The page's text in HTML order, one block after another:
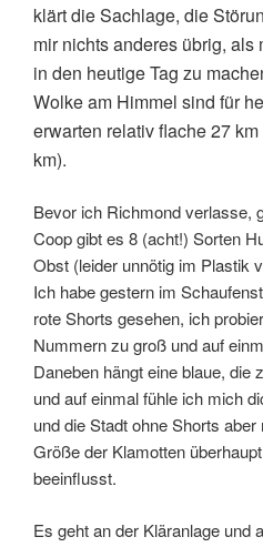
klärt die Sachlage, die
mir nichts anderes übrig,
in den heutige Tag zu
Wolke am Himmel sind für
erwarten relativ flache 27
km).
Bevor ich Richmond verlasse,
Coop gibt es 8 (acht!) Sorten
Obst (leider unnötig im Plastik
Ich habe gestern im
rote Shorts gesehen, ich
Nummern zu groß und auf
Daneben hängt eine blaue,
und auf einmal fühle ich mich
und die Stadt ohne Shorts
Größe der Klamotten
beeinflusst.
Es geht an der Kläranlage und